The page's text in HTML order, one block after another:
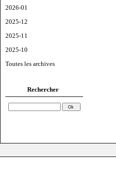
2026-01
2025-12
2025-11
2025-10
Toutes les archives
Rechercher